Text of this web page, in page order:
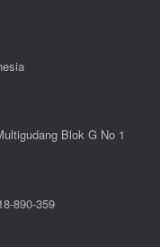
Blok G No 1
890-359